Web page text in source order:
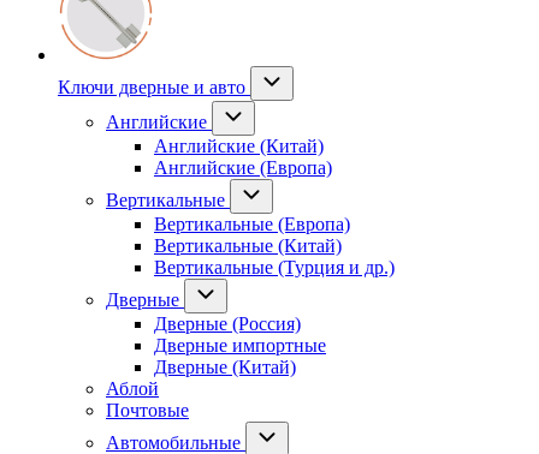
Ключи дверные и авто
Английские
Английские (Китай)
Английские (Европа)
Вертикальные
Вертикальные (Европа)
Вертикальные (Китай)
Вертикальные (Турция и др.)
Дверные
Дверные (Россия)
Дверные импортные
Дверные (Китай)
Аблой
Почтовые
Автомобильные